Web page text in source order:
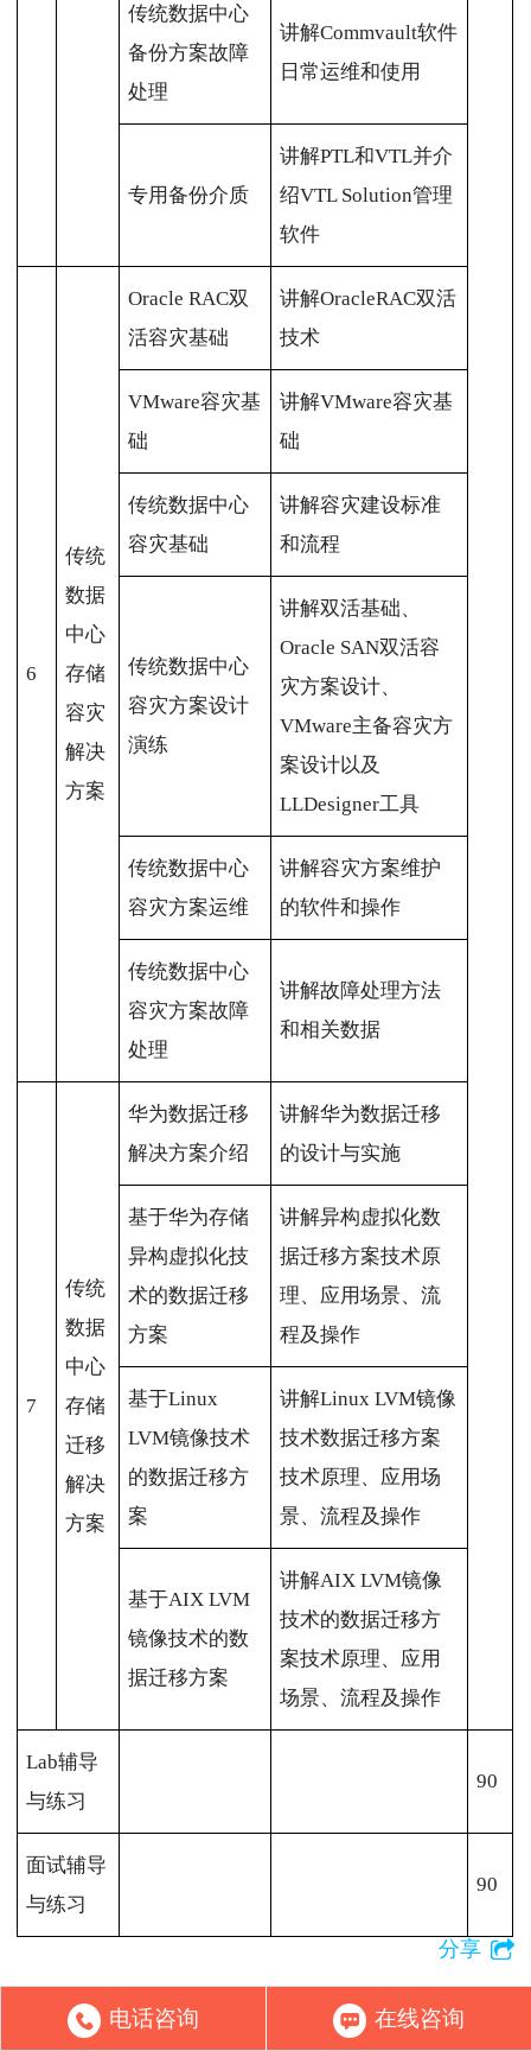
传统数据中心
备份方案故障
处理
讲解Commvault软件
日常运维和使用
专用备份介质
讲解PTL和VTL并介
绍VTL Solution管理
软件
6
传统
数据
中心
存储
容灾
解决
方案
Oracle RAC双
活容灾基础
讲解OracleRAC双活
技术
VMware容灾基
础
讲解VMware容灾基
础
传统数据中心
容灾基础
讲解容灾建设标准
和流程
传统数据中心
容灾方案设计
演练
讲解双活基础、
Oracle SAN双活容
灾方案设计、
VMware主备容灾方
案设计以及
LLDesigner工具
传统数据中心
容灾方案运维
讲解容灾方案维护
的软件和操作
传统数据中心
容灾方案故障
处理
讲解故障处理方法
和相关数据
7
传统
数据
中心
存储
迁移
解决
方案
华为数据迁移
解决方案介绍
讲解华为数据迁移
的设计与实施
基于华为存储
异构虚拟化技
术的数据迁移
方案
讲解异构虚拟化数
据迁移方案技术原
理、应用场景、流
程及操作
基于Linux
LVM镜像技术
的数据迁移方
案
讲解Linux LVM镜像
技术数据迁移方案
技术原理、应用场
景、流程及操作
基于AIX LVM
镜像技术的数
据迁移方案
讲解AIX LVM镜像
技术的数据迁移方
案技术原理、应用
场景、流程及操作
Lab辅导
与练习
90
面试辅导
与练习
90
分享
来云校实地考察 靠不靠谱你说了算
电话咨询 在线咨询